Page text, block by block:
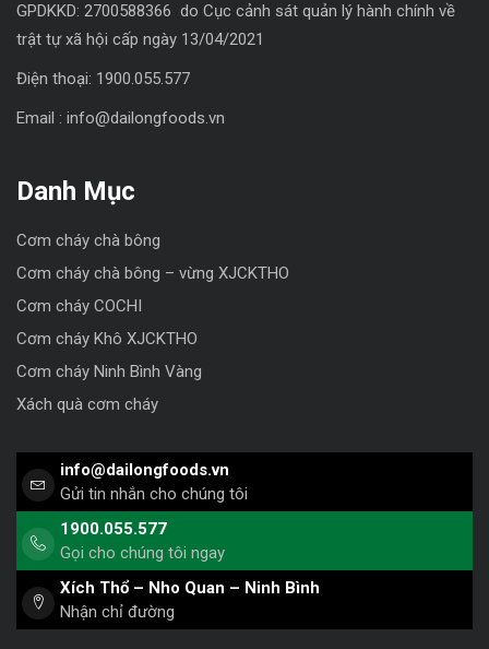
GPDKKD: 2700588366 do Cục cảnh sát quản lý hành chính về
trật tự xã hội cấp ngày 13/04/2021
Điện thoại: 1900.055.577
Email : info@dailongfoods.vn
Danh Mục
Cơm cháy chà bông
Cơm cháy chà bông – vừng XJCKTHO
Cơm cháy COCHI
Cơm cháy Khô XJCKTHO
Cơm cháy Ninh Bình Vàng
Xách quà cơm cháy
info@dailongfoods.vn
Gửi tin nhắn cho chúng tôi
1900.055.577
Gọi cho chúng tôi ngay
Xích Thổ – Nho Quan – Ninh Bình
Nhận chỉ đường